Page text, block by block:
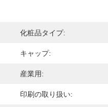
化粧品タイプ:
キャップ:
産業用:
印刷の取り扱い: